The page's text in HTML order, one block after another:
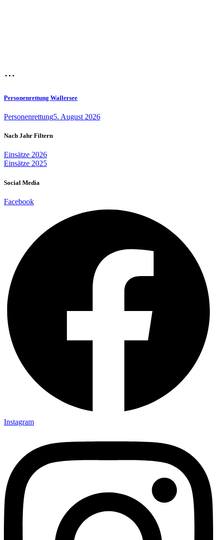
Personenrettung Wallersee
Personenrettung5. August 2026
Nach Jahr Filtern
Einsätze 2026
Einsätze 2025
Social Media
Facebook
Instagram